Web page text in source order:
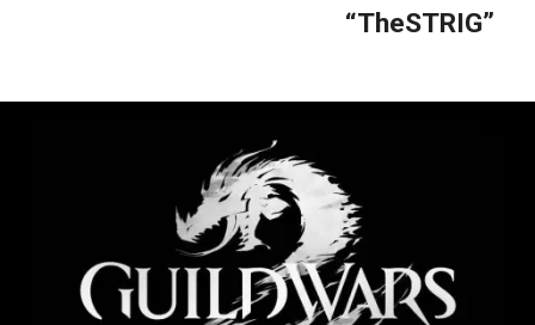
“TheSTRIG”